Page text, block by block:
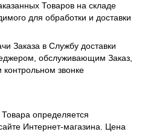
Товаров на складе
для обработки и доставки
Заказа в Службу доставки
обслуживающим Заказ,
контрольном звонке
определяется
Интернет-магазина. Цена